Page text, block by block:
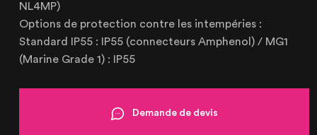
NL4MP)
Options de protection contre les intempéries :
Standard IP55 : IP55 (connecteurs Amphenol) / MG1
(Marine Grade 1) : IP55
Demande de devis